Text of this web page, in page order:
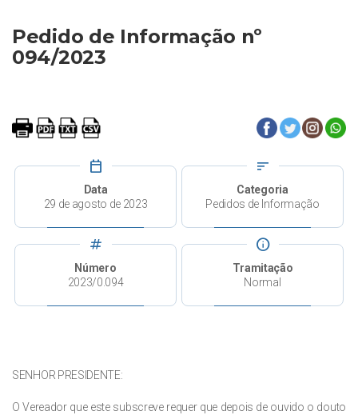
Pedido de Informação nº
094/2023
calendar_today
Data
29 de agosto de 2023
sort
Categoria
Pedidos de Informação
tag
Número
2023/0.094
info
Tramitação
Normal
SENHOR PRESIDENTE:
O Vereador que este subscreve requer que depois de ouvido o douto